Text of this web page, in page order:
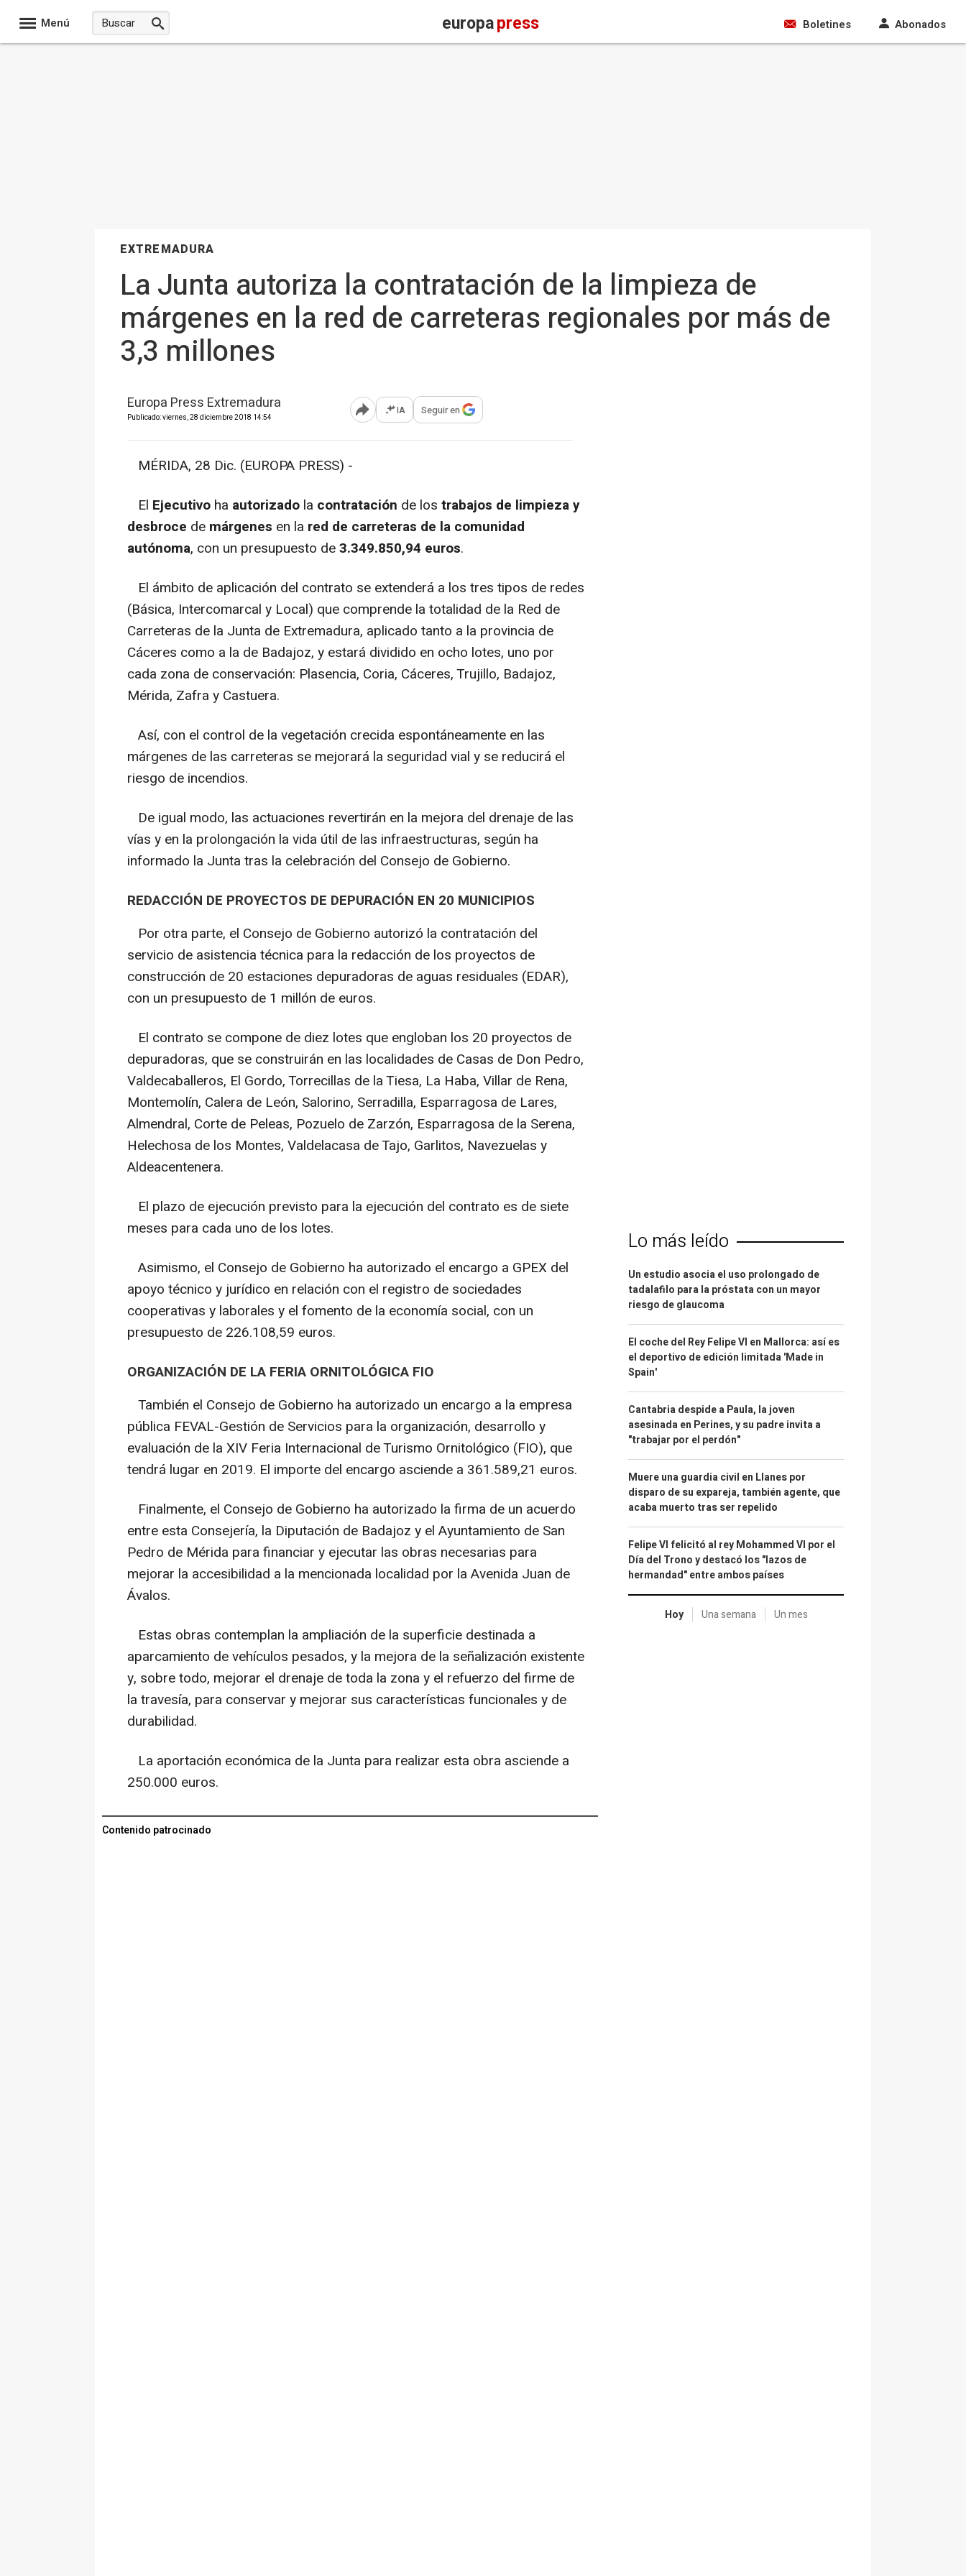
Menú europapress Boletines Abonados
EXTREMADURA
La Junta autoriza la contratación de la limpieza de
márgenes en la red de carreteras regionales por más de
3,3 millones
Europa Press Extremadura
Publicado: viernes, 28 diciembre 2018 14:54 Abrir opciones para compartir
IA Seguir en
MÉRIDA, 28 Dic. (EUROPA PRESS) -
El Ejecutivo ha autorizado la contratación de los trabajos de limpieza y
desbroce de márgenes en la red de carreteras de la comunidad
autónoma, con un presupuesto de3.349.850,94 euros.
El ámbito de aplicación del contrato se extenderá a los tres tipos de redes
(Básica, Intercomarcal y Local) que comprende la totalidad de la Red de
Carreteras de la Junta de Extremadura, aplicado tanto a la provincia de
Cáceres como a la de Badajoz, y estará dividido en ocho lotes, uno por
cada zona de conservación: Plasencia, Coria, Cáceres, Trujillo, Badajoz,
Mérida, Zafra y Castuera.
Así, con el control de la vegetación crecida espontáneamente en las
márgenes de las carreteras se mejorará la seguridad vial y se reducirá el
riesgo de incendios.
De igual modo, las actuaciones revertirán en la mejora del drenaje de las
vías y en la prolongación la vida útil de las infraestructuras, según ha
informado la Junta tras la celebración del Consejo de Gobierno.
REDACCIÓN DE PROYECTOS DE DEPURACIÓN EN 20 MUNICIPIOS
Por otra parte, el Consejo de Gobierno autorizó la contratación del
servicio de asistencia técnica para la redacción de los proyectos de
construcción de 20 estaciones depuradoras de aguas residuales (EDAR),
con un presupuesto de 1 millón de euros.
El contrato se compone de diez lotes que engloban los 20 proyectos de
depuradoras, que se construirán en las localidades de Casas de Don Pedro,
Valdecaballeros, El Gordo, Torrecillas de la Tiesa, La Haba, Villar de Rena,
Montemolín, Calera de León, Salorino, Serradilla, Esparragosa de Lares,
Almendral, Corte de Peleas, Pozuelo de Zarzón, Esparragosa de la Serena,
Helechosa de los Montes, Valdelacasa de Tajo, Garlitos, Navezuelas y
Aldeacentenera.
El plazo de ejecución previsto para la ejecución del contrato es de siete
meses para cada uno de los lotes.
Asimismo, el Consejo de Gobierno ha autorizado el encargo a GPEX del
apoyo técnico y jurídico en relación con el registro de sociedades
cooperativas y laborales y el fomento de la economía social, con un
presupuesto de 226.108,59 euros.
ORGANIZACIÓN DE LA FERIA ORNITOLÓGICA FIO
También el Consejo de Gobierno ha autorizado un encargo a la empresa
pública FEVAL-Gestión de Servicios para la organización, desarrollo y
evaluación de la XIV Feria Internacional de Turismo Ornitológico (FIO), que
tendrá lugar en 2019. El importe del encargo asciende a 361.589,21 euros.
Finalmente, el Consejo de Gobierno ha autorizado la firma de un acuerdo
entre esta Consejería, la Diputación de Badajoz y el Ayuntamiento de San
Pedro de Mérida para financiar y ejecutar las obras necesarias para
mejorar la accesibilidad a la mencionada localidad por la Avenida Juan de
Ávalos.
Estas obras contemplan la ampliación de la superficie destinada a
aparcamiento de vehículos pesados, y la mejora de la señalización existente
y, sobre todo, mejorar el drenaje de toda la zona y el refuerzo del firme de
la travesía, para conservar y mejorar sus características funcionales y de
durabilidad.
La aportación económica de la Junta para realizar esta obra asciende a
250.000 euros.
Contenido patrocinado
Lo más leído
Un estudio asocia el uso prolongado de
tadalafilo para la próstata con un mayor
riesgo de glaucoma
El coche del Rey Felipe VI en Mallorca: así es
el deportivo de edición limitada 'Made in
Spain'
Cantabria despide a Paula, la joven
asesinada en Perines, y su padre invita a
"trabajar por el perdón"
Muere una guardia civil en Llanes por
disparo de su expareja, también agente, que
acaba muerto tras ser repelido
Felipe VI felicitó al rey Mohammed VI por el
Día del Trono y destacó los "lazos de
hermandad" entre ambos países
Hoy Una semana Un mes